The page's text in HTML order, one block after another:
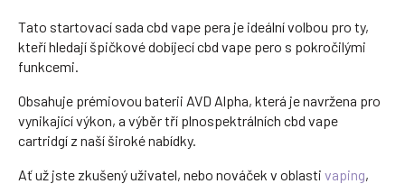
Tato startovací sada cbd vape pera je ideální volbou pro ty,
kteří hledají špičkové dobíjecí cbd vape pero s pokročilými
funkcemi.
Obsahuje prémiovou baterii AVD Alpha, která je navržena pro
vynikající výkon, a výběr tří plnospektrálních cbd vape
cartridgí z naší široké nabídky.
Ať už jste zkušený uživatel, nebo nováček v oblasti vaping,